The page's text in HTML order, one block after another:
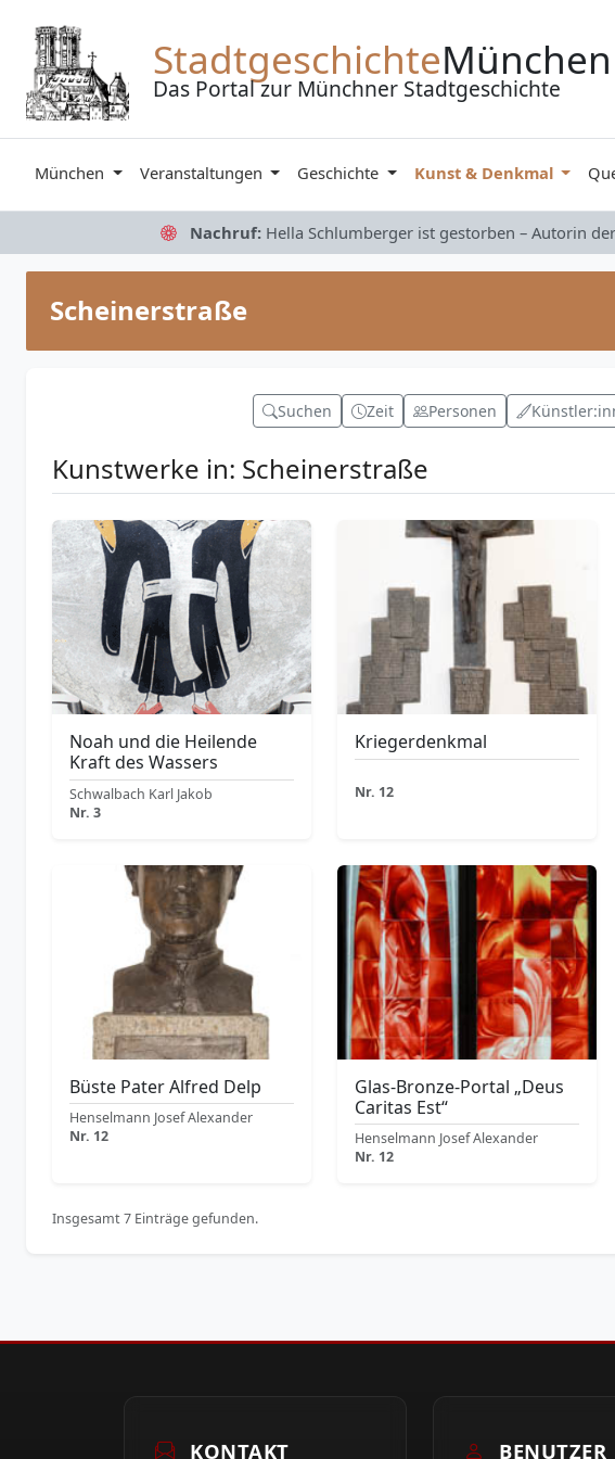
StadtgeschichteMünchen
Das Portal zur Münchner Stadtgeschichte
München Veranstaltungen Geschichte Kunst & Denkmal
Nachruf: Hella Schlumberger ist gestorben – Autorin
Scheinerstraße
Suchen Zeit Personen
Kunstwerke in: Scheinerstraße
Noah und die Heilende
Kraft des Wassers
Schwalbach Karl Jakob
Nr. 3
Kriegerdenkmal
Nr. 12
Büste Pater Alfred Delp
Henselmann Josef Alexander
Nr. 12
Glas-Bronze-Portal „Deus
Caritas Est“
Henselmann Josef Alexander
Nr. 12
Insgesamt 7 Einträge gefunden.
KONTAKT BENUTZER